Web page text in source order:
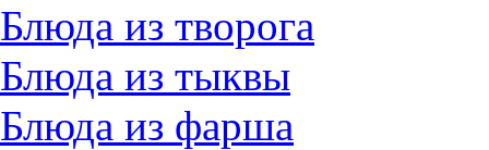
Блюда из творога
Блюда из тыквы
Блюда из фарша